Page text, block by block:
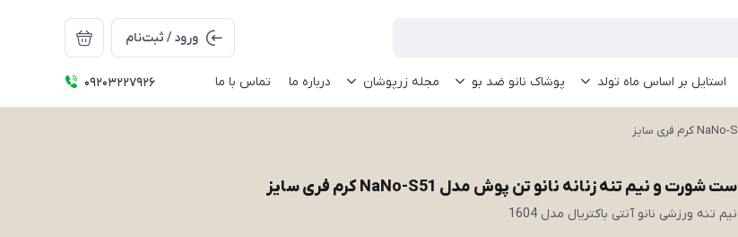
ورود / ثبت‌نام
استایل بر اساس ماه تولد پوشاک نانو ضد بو مجله زرپوشان درباره ما تماس با ما 09203227926
ست شورت و نیم تنه زنانه نانو تن پوش مدل NaNo-S51 کرم فری سایز
نیم تنه ورزشی نانو آنتی باکتریال مدل 1604